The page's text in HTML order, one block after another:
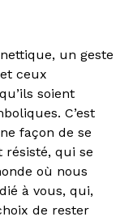
un geste
ceux
soient
C’est
façon de se
qui se
où nous
à vous, qui,
de rester